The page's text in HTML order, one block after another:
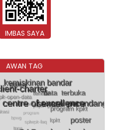
IMBAS SAYA
AWAN TAG